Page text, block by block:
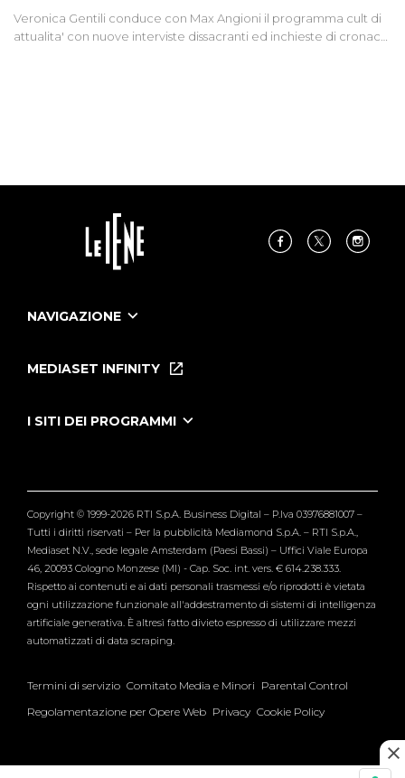
Veronica Gentili conduce con Max Angioni il programma cult di
attualita' con nuove interviste dissacranti ed inchieste di cronaca
NAVIGAZIONE
Le Iene Presentano Inside
Tutti i servizi
MEDIASET INFINITY
I SITI DEI PROGRAMMI
Verissimo
Copyright © 1999-2026 RTI S.p.A. Business Digital – P.Iva 03976881007 –
Tutti i diritti riservati – Per la pubblicità Mediamond S.p.A. – RTI S.p.A.,
Mediaset N.V., sede legale Amsterdam (Paesi Bassi) – Uffici Viale Europa
46, 20093 Cologno Monzese (MI) - Cap. Soc. int. vers. € 614.238.333.
Rispetto ai contenuti e ai dati personali trasmessi e/o riprodotti è vietata
ogni utilizzazione funzionale all'addestramento di sistemi di intelligenza
artificiale generativa. È altresì fatto divieto espresso di utilizzare mezzi
automatizzati di data scraping.
Termini di servizio Comitato Media e Minori Parental Control
Regolamentazione per Opere Web Privacy Cookie Policy